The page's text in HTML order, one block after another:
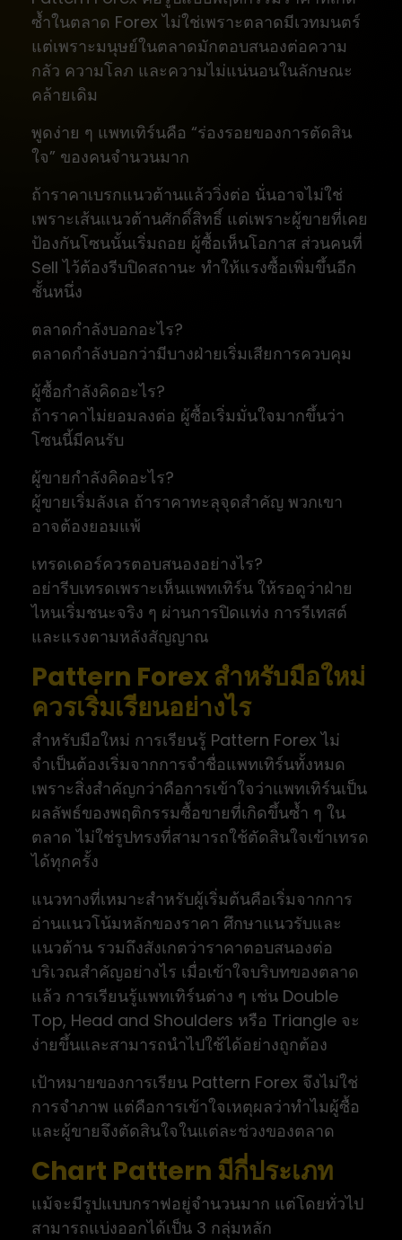
ซ้ำในตลาด Forex ไม่ใช่เพราะตลาดมีเวทมนตร์
แต่เพราะมนุษย์ในตลาดมักตอบสนองต่อความ
กลัว ความโลภ และความไม่แน่นอนในลักษณะ
คล้ายเดิม
พูดง่าย ๆ แพทเทิร์นคือ “ร่องรอยของการตัดสิน
ใจ” ของคนจำนวนมาก
ถ้าราคาเบรกแนวต้านแล้ววิ่งต่อ นั่นอาจไม่ใช่
เพราะเส้นแนวต้านศักดิ์สิทธิ์ แต่เพราะผู้ขายที่เคย
ป้องกันโซนนั้นเริ่มถอย ผู้ซื้อเห็นโอกาส ส่วนคนที่
Sell ไว้ต้องรีบปิดสถานะ ทำให้แรงซื้อเพิ่มขึ้นอีก
ชั้นหนึ่ง
ตลาดกำลังบอกอะไร?
ตลาดกำลังบอกว่ามีบางฝ่ายเริ่มเสียการควบคุม
ผู้ซื้อกำลังคิดอะไร?
ถ้าราคาไม่ยอมลงต่อ ผู้ซื้อเริ่มมั่นใจมากขึ้นว่า
โซนนี้มีคนรับ
ผู้ขายกำลังคิดอะไร?
ผู้ขายเริ่มลังเล ถ้าราคาทะลุจุดสำคัญ พวกเขา
อาจต้องยอมแพ้
เทรดเดอร์ควรตอบสนองอย่างไร?
อย่ารีบเทรดเพราะเห็นแพทเทิร์น ให้รอดูว่าฝ่าย
ไหนเริ่มชนะจริง ๆ ผ่านการปิดแท่ง การรีเทสต์
และแรงตามหลังสัญญาณ
Pattern Forex สำหรับมือใหม่
ควรเริ่มเรียนอย่างไร
สำหรับมือใหม่ การเรียนรู้ Pattern Forex ไม่
จำเป็นต้องเริ่มจากการจำชื่อแพทเทิร์นทั้งหมด
เพราะสิ่งสำคัญกว่าคือการเข้าใจว่าแพทเทิร์นเป็น
ผลลัพธ์ของพฤติกรรมซื้อขายที่เกิดขึ้นซ้ำ ๆ ใน
ตลาด ไม่ใช่รูปทรงที่สามารถใช้ตัดสินใจเข้าเทรด
ได้ทุกครั้ง
แนวทางที่เหมาะสำหรับผู้เริ่มต้นคือเริ่มจากการ
อ่านแนวโน้มหลักของราคา ศึกษาแนวรับและ
แนวต้าน รวมถึงสังเกตว่าราคาตอบสนองต่อ
บริเวณสำคัญอย่างไร เมื่อเข้าใจบริบทของตลาด
แล้ว การเรียนรู้แพทเทิร์นต่าง ๆ เช่น Double
Top, Head and Shoulders หรือ Triangle จะ
ง่ายขึ้นและสามารถนำไปใช้ได้อย่างถูกต้อง
เป้าหมายของการเรียน Pattern Forex จึงไม่ใช่
การจำภาพ แต่คือการเข้าใจเหตุผลว่าทำไมผู้ซื้อ
และผู้ขายจึงตัดสินใจในแต่ละช่วงของตลาด
Chart Pattern มีกี่ประเภท
แม้จะมีรูปแบบกราฟอยู่จำนวนมาก แต่โดยทั่วไป
สามารถแบ่งออกได้เป็น 3 กลุ่มหลัก